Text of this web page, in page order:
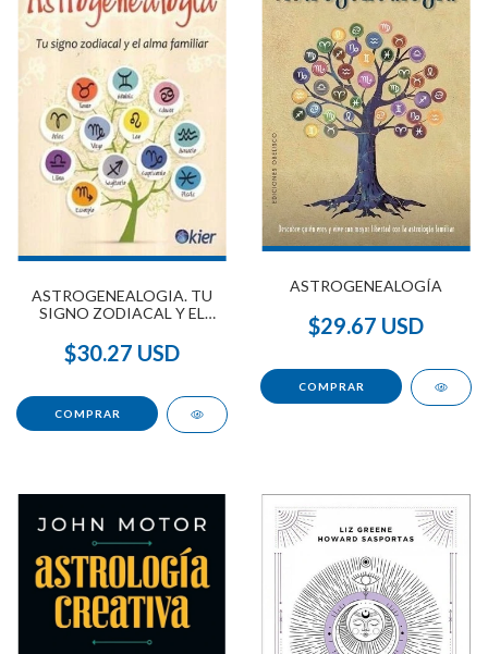
ASTROGENEALOGIA. TU
SIGNO ZODIACAL Y EL
$30.27 USD
ASTROGENEALOGÍA
$29.67 USD